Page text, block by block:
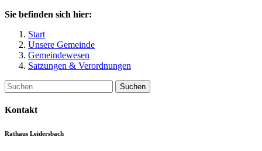
Sie befinden sich hier:
Start
Unsere Gemeinde
Gemeindewesen
Satzungen & Verordnungen
Suchen
Kontakt
Rathaus Leidersbach